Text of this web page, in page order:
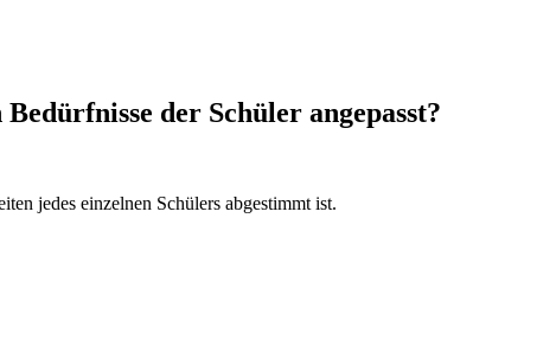
der Schüler angepasst?
jedes einzelnen Schülers abgestimmt ist.